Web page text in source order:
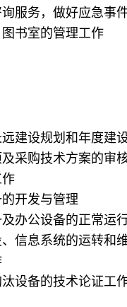
服务，做好应急事
书室的管理工作
建设规划和年度建
采购技术方案的审
开发与管理
办公设备的正常运
信息系统的运转和
设备的技术论证工